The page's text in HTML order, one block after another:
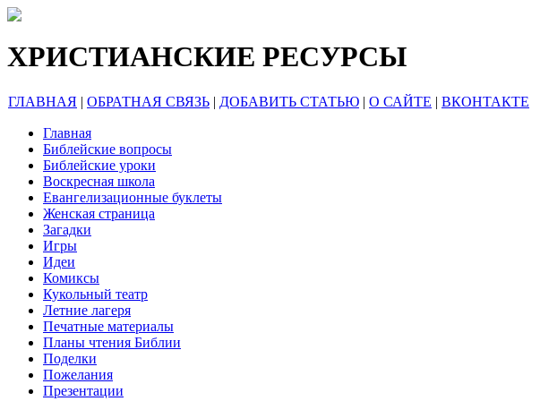
ХРИСТИАНСКИЕ РЕСУРСЫ
ГЛАВНАЯ | ОБРАТНАЯ СВЯЗЬ | ДОБАВИТЬ СТАТЬЮ | О САЙТЕ | ВКОНТАКТЕ
Главная
Библейские вопросы
Библейские уроки
Воскресная школа
Евангелизационные буклеты
Женская страница
Загадки
Игры
Идеи
Комиксы
Кукольный театр
Летние лагеря
Печатные материалы
Планы чтения Библии
Поделки
Пожелания
Презентации